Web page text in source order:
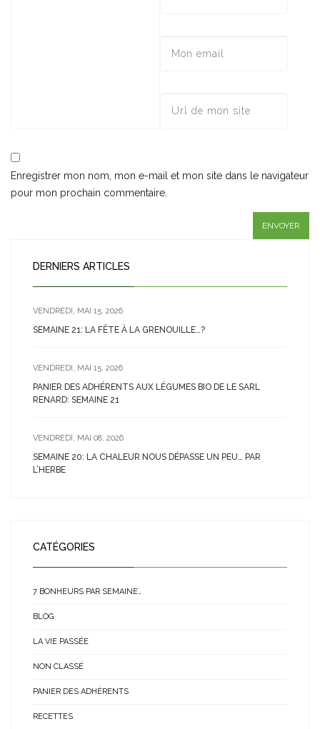
Enregistrer mon nom, mon e-mail et mon site dans le navigateur
pour mon prochain commentaire.
DERNIERS ARTICLES
VENDREDI, MAI 15, 2026
SEMAINE 21: LA FÊTE À LA GRENOUILLE…?
VENDREDI, MAI 15, 2026
PANIER DES ADHÉRENTS AUX LÉGUMES BIO DE LE SARL
RENARD: SEMAINE 21
VENDREDI, MAI 08, 2026
SEMAINE 20: LA CHALEUR NOUS DÉPASSE UN PEU… PAR
L’HERBE
CATÉGORIES
7 BONHEURS PAR SEMAINE…
BLOG
LA VIE PASSÉE
NON CLASSÉ
PANIER DES ADHÉRENTS
RECETTES